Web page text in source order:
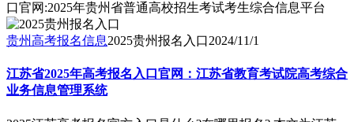
口官网:2025年贵州省普通高校招生考试考生综合信息平台
贵州高考报名信息2025贵州报名入口2024/11/1
江苏省2025年高考报名入口官网：江苏省教育考试院高考综合
业务信息管理系统